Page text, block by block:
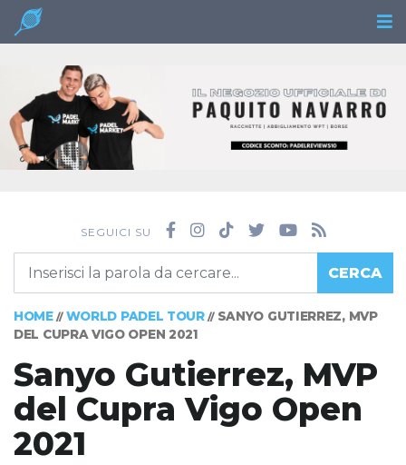
SEGUICI SU
CERCA
HOME// WORLD PADEL TOUR// SANYO GUTIERREZ, MVP
DEL CUPRA VIGO OPEN 2021
Sanyo Gutierrez, MVP
del Cupra Vigo Open
2021